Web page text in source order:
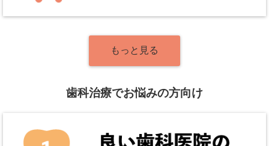
もっと見る
歯科治療でお悩みの方向け